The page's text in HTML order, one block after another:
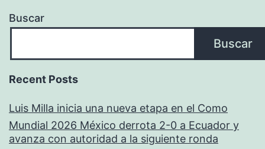
Buscar
Buscar
Recent Posts
Luis Milla inicia una nueva etapa en el Como
Mundial 2026 México derrota 2-0 a Ecuador y
avanza con autoridad a la siguiente ronda